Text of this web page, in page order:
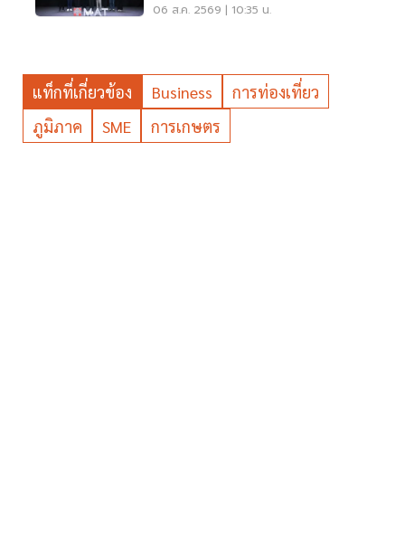
06 ส.ค. 2569 | 10:35 น.
แท็กที่เกี่ยวข้อง Business
การท่องเที่ยว
ภูมิภาค
SME การเกษตร